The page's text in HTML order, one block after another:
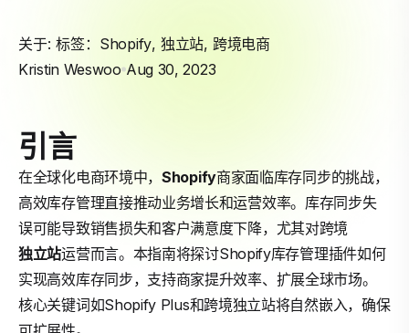
关于: 标签： Shopify, 独立站, 跨境电商
Kristin Weswoo Aug 30, 2023
引言
在全球化电商环境中， Shopify商家面临库存同步的挑战，
高效库存管理直接推动业务增长和运营效率。库存同步失
误可能导致销售损失和客户满意度下降，尤其对跨境
独立站运营而言。本指南将探讨Shopify库存管理插件如何
实现高效库存同步，支持商家提升效率、扩展全球市场。
核心关键词如Shopify Plus和跨境独立站将自然嵌入，确保